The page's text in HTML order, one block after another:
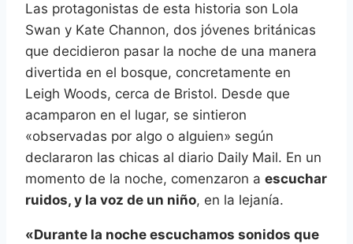
Las protagonistas de esta historia son Lola
Swan y Kate Channon, dos jóvenes británicas
que decidieron pasar la noche de una manera
divertida en el bosque, concretamente en
Leigh Woods, cerca de Bristol. Desde que
acamparon en el lugar, se sintieron
«observadas por algo o alguien» según
declararon las chicas al diario Daily Mail. En un
momento de la noche, comenzaron a escuchar
ruidos, y la voz de un niño, en la lejanía.
«Durante la noche escuchamos sonidos que